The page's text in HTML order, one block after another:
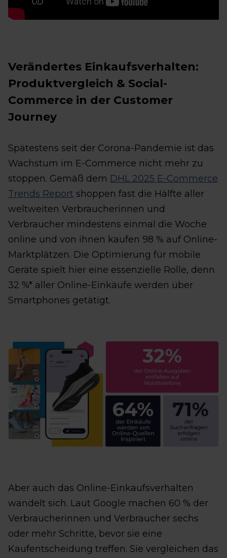
Verändertes Einkaufsverhalten:
Produktvergleich & Social-
Commerce in der Customer
Journey
Spätestens seit der Corona-Pandemie ist das
Wachstum im E-Commerce nicht mehr zu
stoppen. Gemäß dem DHL 2025 E-Commerce
Trends Report shoppen fast die Hälfte aller
weltweiten Verbraucherinnen und
Verbraucher mindestens einmal die Woche
online und von ihnen kaufen 98 % auf Online-
Marktplätzen. Die Optimierung für mobile
Geräte spielt hier eine essenzielle Rolle, denn
32 %* aller Online-Einkäufe werden über
Smartphones getätigt.
Aber auch das Online-Einkaufsverhalten
wandelt sich. Laut Google machen 60 % der
Verbraucherinnen und Verbraucher sechs
oder mehr Schritte, bevor sie eine
Kaufentscheidung treffen. Sie vergleichen das